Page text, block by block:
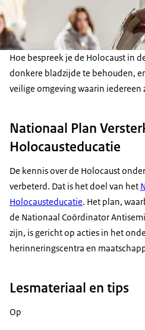
Hoe bespreek je de Holocaust in
donkere bladzijde te behouden,
veilige omgeving waarin iedereen
Nationaal Plan
Holocausteducatie
De kennis over de Holocaust
verbeterd. Dat is het doel van het
Holocausteducatie. Het plan,
de Nationaal Coördinator
zijn, is gericht op acties in het
herinneringscentra en
Lesmateriaal en tips
Op